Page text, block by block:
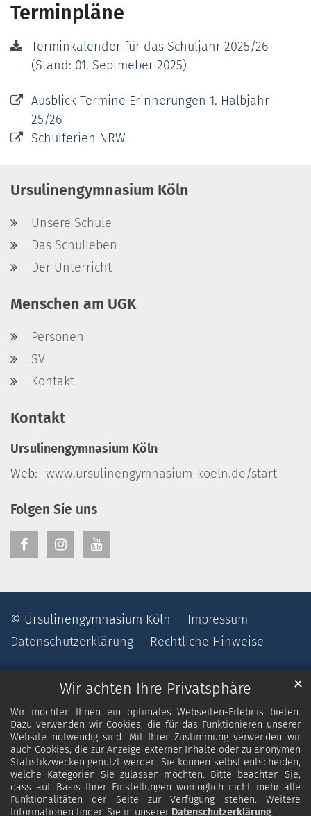
Wir achten Ihre Privatsphäre
Wir möchten Ihnen ein optimales Webseiten-Erlebnis bieten.
Dazu verwenden wir Cookies, die für das Funktionieren unserer
Website notwendig sind. Mit Ihrer Zustimmung verwenden wir
auch Cookies, die zur Anzeige externer Inhalte oder zu anonymen
Statistikzwecken genutzt werden. Sie können selbst entscheiden,
welche Kategorien Sie zulassen möchten. Bitte beachten Sie,
dass auf Basis Ihrer Einstellungen womöglich nicht mehr alle
Funktionalitäten der Seite zur Verfügung stehen. Weitere
Informationen finden Sie in unserer Datenschutzerklärung.
✕
Terminpläne
Terminkalender für das Schuljahr 2025/26
(Stand: 01. Septmeber 2025)
Ausblick Termine Erinnerungen 1. Halbjahr
25/26
Schulferien NRW
Ursulinengymnasium Köln
Unsere Schule
Das Schulleben
Der Unterricht
Menschen am UGK
Personen
SV
Kontakt
Kontakt
Ursulinengymnasium Köln
Web: www.ursulinengymnasium-koeln.de/start
Folgen Sie uns
© Ursulinengymnasium Köln
Impressum
Datenschutzerklärung
Rechtliche Hinweise